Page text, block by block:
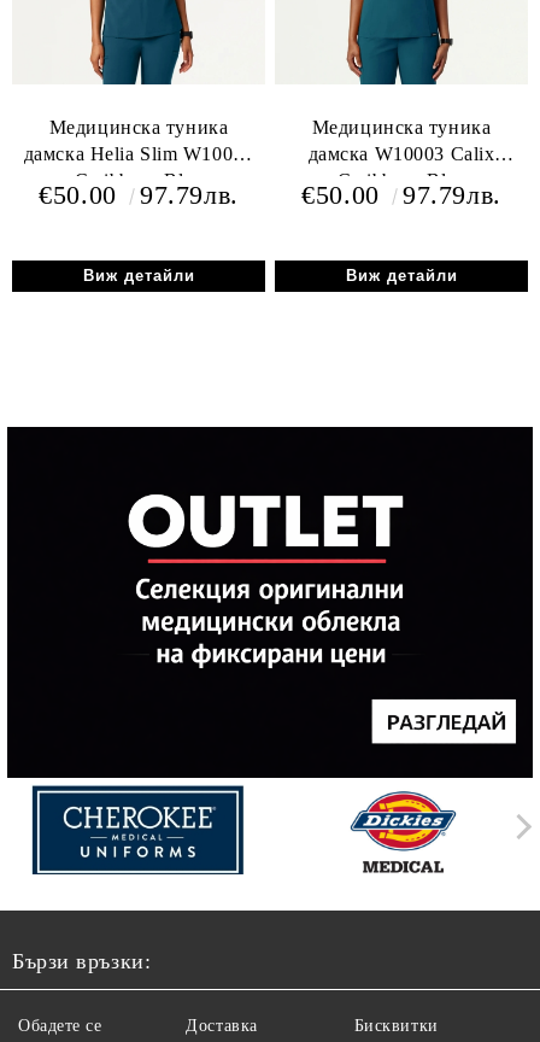
Медицинска туника
дамска Helia Slim W10015
Caribbean Blue
€50.00 97.79лв.
Виж детайли
Медицинска туника
дамска W10003 Calix
Caribbean Blue
€50.00 97.79лв.
Виж детайли
Бързи връзки:
Обадете се Доставка Бисквитки